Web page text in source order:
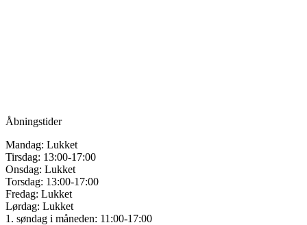
Åbningstider
Mandag: Lukket
Tirsdag: 13:00-17:00
Onsdag: Lukket
Torsdag: 13:00-17:00
Fredag: Lukket
Lørdag: Lukket
1. søndag i måneden: 11:00-17:00